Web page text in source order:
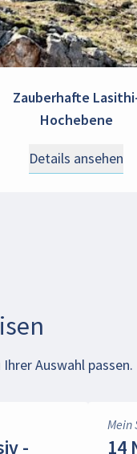
Zauberhafte
Hochebene
Details ansehen
Auswahl passen.
-
Mein
14